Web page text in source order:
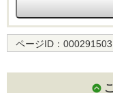
ページID： 000291503